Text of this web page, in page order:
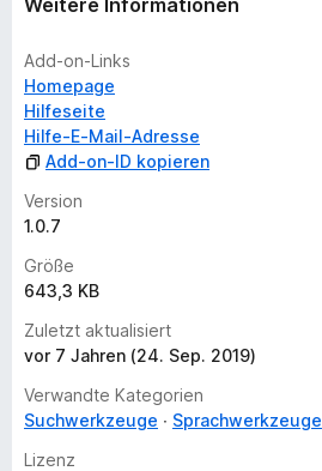
u
n
g
e
n
v
o
r
Weitere Informationen
Add-on-Links
Homepage
Hilfeseite
Hilfe-E-Mail-Adresse
Add-on-ID kopieren
Version
1.0.7
Größe
643,3 KB
Zuletzt aktualisiert
vor 7 Jahren (24. Sep. 2019)
Verwandte Kategorien
Suchwerkzeuge
Sprachwerkzeuge
Lizenz